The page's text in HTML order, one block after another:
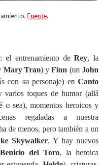
Fuente.
el entrenamiento deRey, la
Mary Tran) yFinn (unJohn
con su personaje) en Canto
varios toques de humor (allá
o sea), momentos heroicos y
regaladas a nuestra
de menos, pero también a un
Skywalker. Y hay nuevos
Benicio del Toro, la heroica